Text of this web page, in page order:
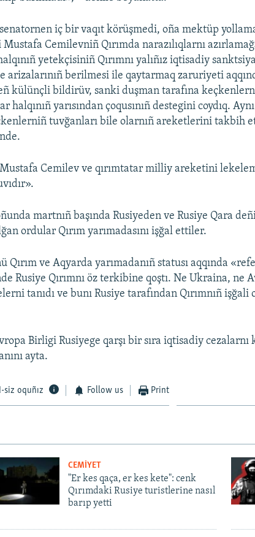
iç bir vaqıt körüşmedi, oña mektüp
Cemilevniñ Qırımda narazılıqlarnı
yetekçisiniñ Qırımnı yalıñız iqtisadiy
arizalarınıñ berilmesi ile qaytarmaq zaruriyeti
külünçli bildirüv, sanki duşman tarafına
halqınıñ yarısından çoqusınıñ destegini coydıq.
tuvğanları bile olarnıñ areketlerini takbih
Cemilev ve qırımtatar milliy areketini
martnıñ başında Rusiyeden ve Rusiye Qara
ordular Qırım yarımadasını işğal ettiler.
Qırım ve Aqyarda yarımadanıñ statusı aqqında
Rusiye Qırımnı öz terkibine qoştı. Ne Ukraina, ne
tanıdı ve bunı Rusiye tarafından Qırımnıñ işğali
Birligi Rusiyege qarşı bir sıra iqtisadiy
ayta.
siz oquñız Follow us Print
CEMİYET
"Er kes qaça, er kes kete": cenk
Qırımdaki Rusiye turistlerine nasıl
barıp yetti